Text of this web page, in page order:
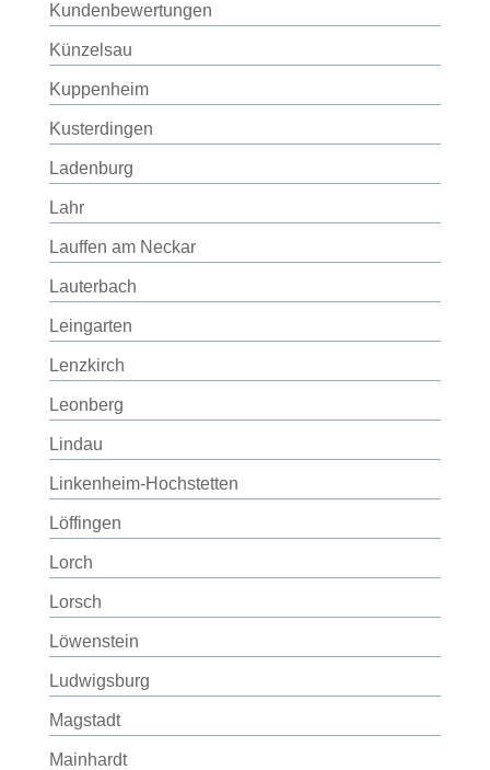
Kundenbewertungen
Künzelsau
Kuppenheim
Kusterdingen
Ladenburg
Lahr
Lauffen am Neckar
Lauterbach
Leingarten
Lenzkirch
Leonberg
Lindau
Linkenheim-Hochstetten
Löffingen
Lorch
Lorsch
Löwenstein
Ludwigsburg
Magstadt
Mainhardt